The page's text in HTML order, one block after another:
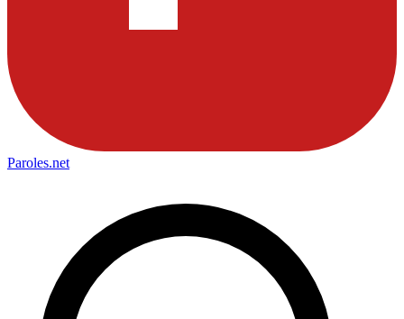
Paroles.net